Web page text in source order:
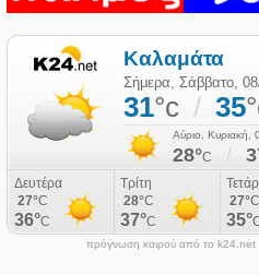
πρόγνωση καιρού από το k24.net